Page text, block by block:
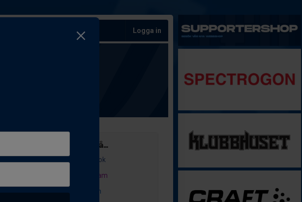
Logga in
Följ oss på...
Facebook
Instagram
LinkedIn